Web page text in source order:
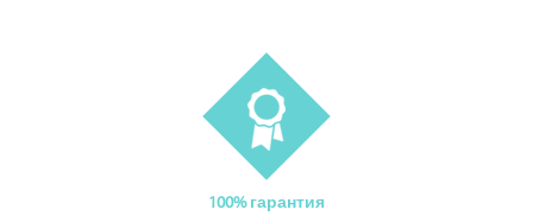
100% гарантия